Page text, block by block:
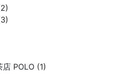
POLO (1)